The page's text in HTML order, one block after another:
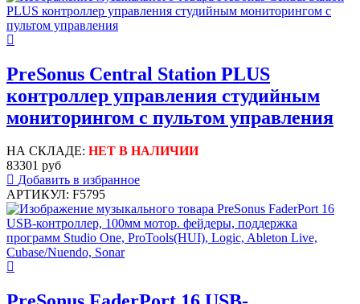
PreSonus Central Station PLUS
контроллер управления студийным
мониторингом с пультом управления
НА СКЛАДЕ: НЕТ В НАЛИЧИИ
83301 руб
Добавить в избранное
АРТИКУЛ: F5795